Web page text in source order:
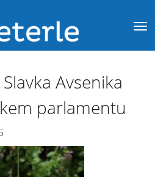
Avsenika
parlamentu